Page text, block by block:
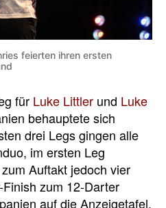
feierten ihren ersten
für Luke Littler und Luke
behauptete sich
drei Legs gingen alle
im ersten Leg
Auftakt jedoch vier
zum 12-Darter
auf die Anzeigetafel,